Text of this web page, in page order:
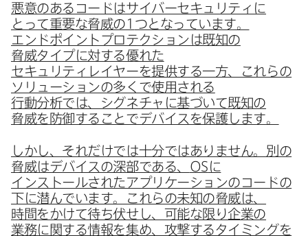
悪意の​ある​コードは​サイバーセキュリティに​
とって​重要な​脅威の 1 つとなっています。​
エンドポイントプロテクションは​既知の​
脅威タイプに​対する​優れた​
セキュリティレイヤーを​提供する​一方、​これらの​
ソリューションの​多くで​使用される​
行動分析では、​シグネチャに​基づいて​既知の​
脅威を​防御する​ことで​デバイスを​保護します。
しかし、​それだけでは​十分では​ありません。​別の​
脅威は​デバイスの​深部である、 OS に​
インストールされた​アプリケーションの​コードの​
下に​潜んでいます。​これらの​未知の​脅威は、​
時間を​かけて​待ち伏せし、​可能な​限り企業の​
業務に​関する​情報を​集め、​攻撃する​タイミングを​